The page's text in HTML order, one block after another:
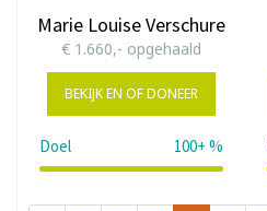
Marie Louise Verschure
€ 1.660,- opgehaald
BEKIJK EN OF DONEER
Doel 100+ %
111%